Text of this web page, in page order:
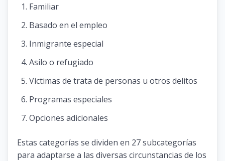
Familiar
Basado en el empleo
Inmigrante especial
Asilo o refugiado
Víctimas de trata de personas u otros delitos
Programas especiales
Opciones adicionales
Estas categorías se dividen en 27 subcategorías
para adaptarse a las diversas circunstancias de los